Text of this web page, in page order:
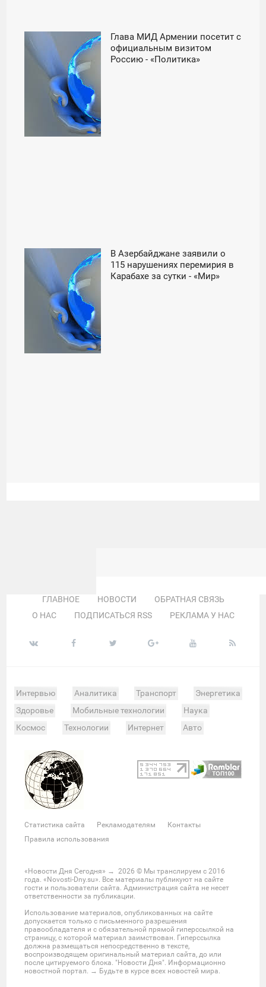
Глава МИД Армении посетит с
официальным визитом
Россию - «Политика»
В Азербайджане заявили о
115 нарушениях перемирия в
Карабахе за сутки - «Мир»
ГЛАВНОЕ НОВОСТИ
ОБРАТНАЯ СВЯЗЬ
О НАС
ПОДПИСАТЬСЯ RSS РЕКЛАМА У НАС
Интервью Аналитика Транспорт
Энергетика
Здоровье
Мобильные технологии
Наука
Космос
Технологии Интернет
Авто
Велоспорт
Покер Хоккей
Баскетбол
Мотор
Теннис Футбол
Фото и видео
Судьи
Статистика
Шоу-бизнес
Мнения
Общество Реформы
Законы
Власть
Мир Россия
Ростов-на-Дону
Нижний Новгород
Казань
Омск
Красноярск Новосибирс
Екатеринбург
Крым
Забайкальский край
Украина
Латинская Америка
США
Азия
Статистика сайта Рекламодателям
Контакты
Правила использования
«Новости Дня Сегодня» →2026 © Мы транслируем с 2016
года. «Novosti-Dny.su». Все материалы публикуют на сайте
гости и пользователи сайта. Администрация сайта не несет
ответственности за публикации.
Использование материалов, опубликованных на сайте
допускается только с письменного разрешения
правообладателя и с обязательной прямой гиперссылкой на
страницу, с которой материал заимствован. Гиперссылка
должна размещаться непосредственно в тексте,
воспроизводящем оригинальный материал сайта, до или
после цитируемого блока. "Новости Дня". Информационно
новостной портал. → Будьте в курсе всех новостей мира.